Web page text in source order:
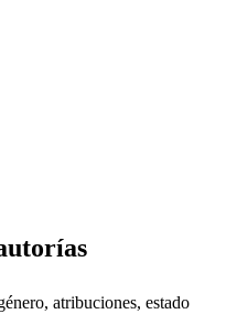
atribuciones, estado